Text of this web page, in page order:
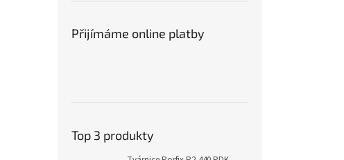
Přijímáme online platby
Top 3 produkty